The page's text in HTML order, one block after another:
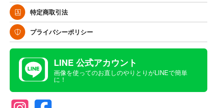
特定商取引法
プライバシーポリシー
LINE 公式アカウント
画像を使ってのお直しのやりとりがLINEで簡単
に！